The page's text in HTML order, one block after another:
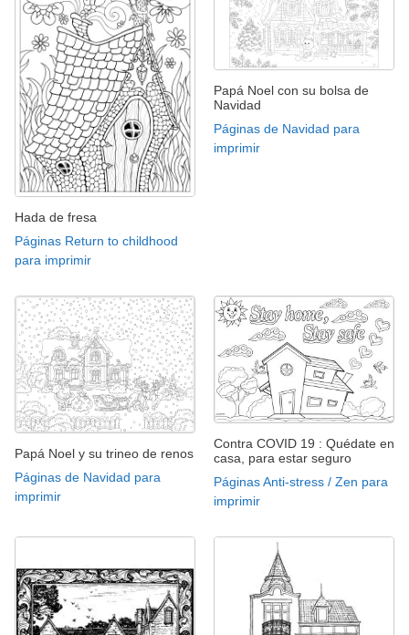
Hada de fresa
Páginas Return to childhood
para imprimir
Papá Noel con su bolsa de
Navidad
Páginas de Navidad para
imprimir
Papá Noel y su trineo de renos
Páginas de Navidad para
imprimir
Contra COVID 19 : Quédate en
casa, para estar seguro
Páginas Anti-stress / Zen para
imprimir